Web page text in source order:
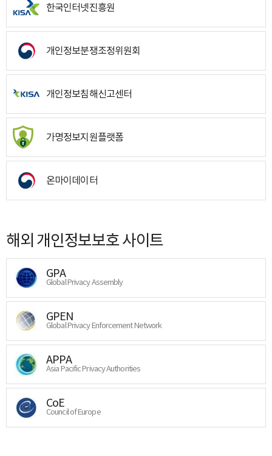
한국인터넷진흥원
개인정보분쟁조정위원회
개인정보침해신고센터
가명정보지원플랫폼
온마이데이터
해외 개인정보보호 사이트
GPA
Global Privacy Assembly
GPEN
Global Privacy Enforcement Network
APPA
Asia Pacific Privacy Authorities
CoE
Council of Europe